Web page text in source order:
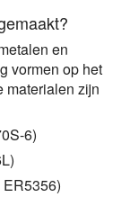
en
vormen op het
materialen zijn
6)